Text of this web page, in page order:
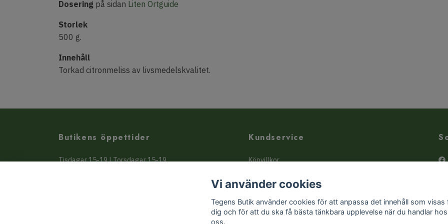
Dosering på sidan Liten Örtguide
Storlek
500 g.
Innehåll
Torkad citronmeliss av livsmedelskvalitet.
Butikens öppettider
Tisdagar 15-19 | Torsdagar 15-19
Kundservice
Köpvillkor
Butiken - hitta hit!
Liten örtguide
Vi använder cookies
Tegens Butik använder cookies för att anpassa det innehåll som visas
dig och för att du ska få bästa tänkbara upplevelse när du handlar hos
oss.